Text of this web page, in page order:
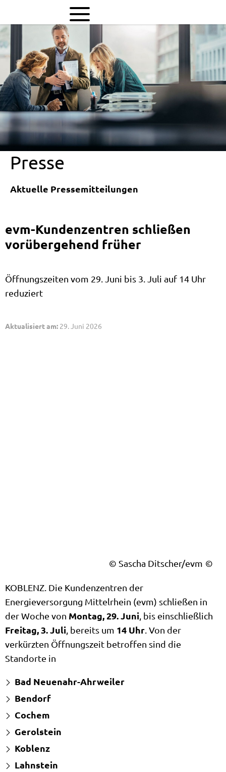
Kundenzentren
schließen
vorübergehend
früher
Presse
Aktuelle Pressemitteilungen
evm-Kundenzentren schließen
vorübergehend früher
Öffnungszeiten vom 29. Juni bis 3. Juli auf 14 Uhr
reduziert
Aktualisiert am: 29. Juni 2026
© Sascha Ditscher/evm
KOBLENZ. Die Kundenzentren der
Energieversorgung Mittelrhein (evm) schließen in
der Woche von Montag, 29. Juni , bis einschließlich
Freitag, 3. Juli , bereits um 14 Uhr . Von der
verkürzten Öffnungszeit betroffen sind die
Standorte in
Bad Neuenahr-Ahrweiler
Bendorf
Cochem
Gerolstein
Koblenz
Lahnstein